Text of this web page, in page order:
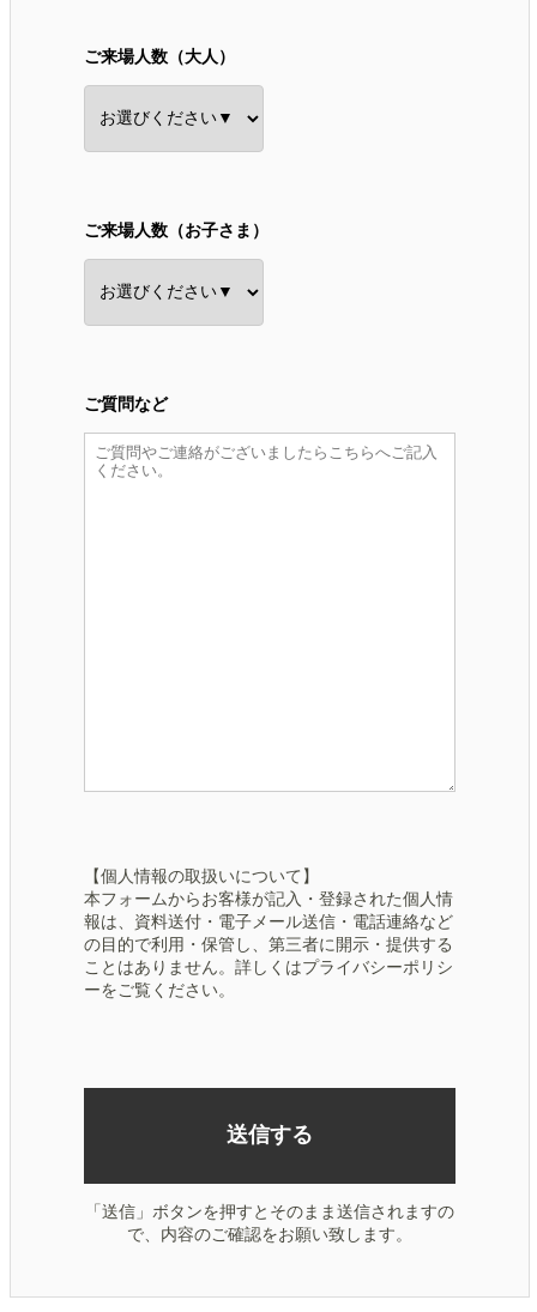
ご来場人数（大人）
ご来場人数（お子さま）
ご質問など
【個人情報の取扱いについて】
本フォームからお客様が記入・登録された個人情
報は、資料送付・電子メール送信・電話連絡など
の目的で利用・保管し、第三者に開示・提供する
ことはありません。詳しくはプライバシーポリシ
ーをご覧ください。
「送信」ボタンを押すとそのまま送信されますの
で、内容のご確認をお願い致します。